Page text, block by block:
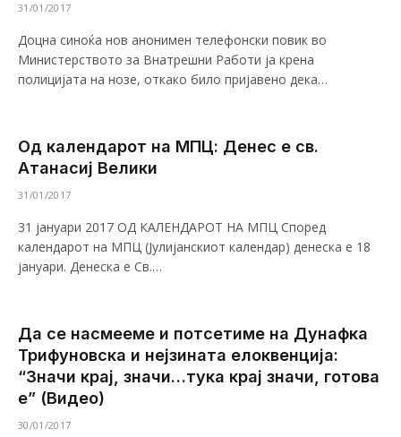
31/01/2017
Доцна синоќа нов анонимен телефонски повик во
Министерството за Внатрешни Работи ја крена
полицијата на нозе, откако било пријавено дека…
Од календарот на МПЦ: Денес е св.
Атанасиј Велики
31/01/2017
31 јануари 2017 ОД КАЛЕНДАРОТ НА МПЦ Според
календарот на МПЦ (Јулијанскиот календар) денеска е 18
јануари. Денеска е Св.…
Да се насмееме и потсетиме на Дунафка
Трифуновска и нејзината елоквенција:
“Значи крај, значи…тука крај значи, готова
е” (Видео)
30/01/2017